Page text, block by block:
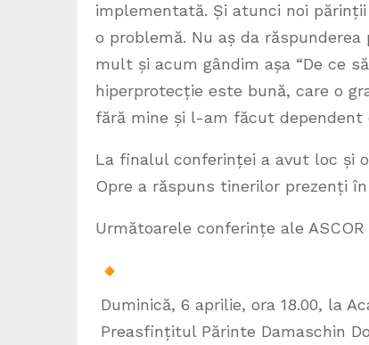
implementată. Și atunci noi
o problemă. Nu aș da
mult și acum gândim așa “De ce
hiperprotecție este bună, care o
fără mine și l-am făcut dependent
La finalul conferinței a avut loc și
Opre a răspuns tinerilor prezenți
Următoarele conferințe ale
Duminică, 6 aprilie, ora 18.00, la
Preasfințitul Părinte Damaschin